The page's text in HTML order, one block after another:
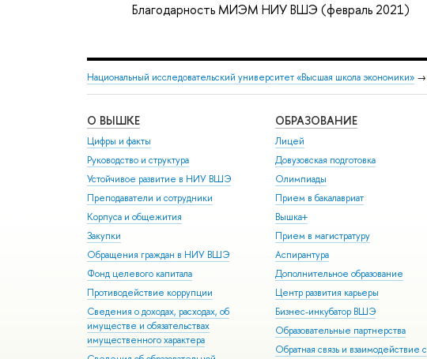
Благодарность МИЭМ НИУ ВШЭ (февраль 2021)
Национальный исследовательский университет «Высшая школа экономики» →
О ВЫШКЕ
Цифры и факты
Руководство и структура
Устойчивое развитие в НИУ ВШЭ
Преподаватели и сотрудники
Корпуса и общежития
Закупки
Обращения граждан в НИУ ВШЭ
Фонд целевого капитала
Противодействие коррупции
Сведения о доходах, расходах, об
имуществе и обязательствах
имущественного характера
ОБРАЗОВАНИЕ
Лицей
Довузовская подготовка
Олимпиады
Прием в бакалавриат
Вышка+
Прием в магистратуру
Аспирантура
Дополнительное образование
Центр развития карьеры
Бизнес-инкубатор ВШЭ
Образовательные партнерства
Обратная связь и взаимодействие с